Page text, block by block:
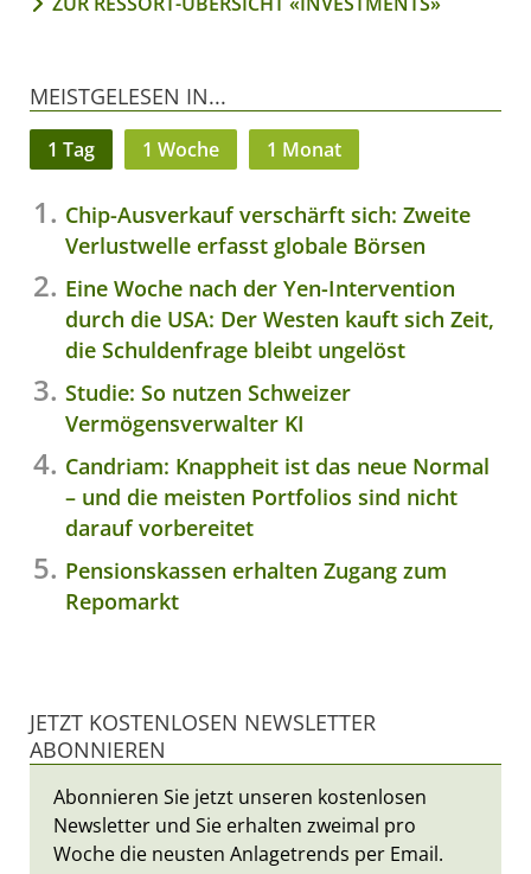
MEISTGELESEN IN...
1 Tag 1 Woche 1 Monat
Chip-Ausverkauf verschärft sich: Zweite
Verlustwelle erfasst globale Börsen
Eine Woche nach der Yen-Intervention
durch die USA: Der Westen kauft sich Zeit,
die Schuldenfrage bleibt ungelöst
Studie: So nutzen Schweizer
Vermögensverwalter KI
Candriam: Knappheit ist das neue Normal
– und die meisten Portfolios sind nicht
darauf vorbereitet
Pensionskassen erhalten Zugang zum
Repomarkt
JETZT KOSTENLOSEN NEWSLETTER
ABONNIEREN
Abonnieren Sie jetzt unseren kostenlosen
Newsletter und Sie erhalten zweimal pro
Woche die neusten Anlagetrends per Email.